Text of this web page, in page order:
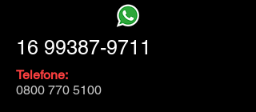
16 99387-9711
Telefone:
0800 770 5100